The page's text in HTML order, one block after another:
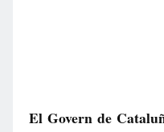
El Govern de